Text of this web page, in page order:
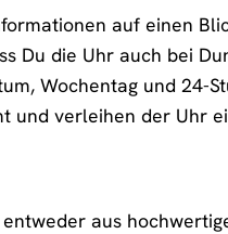
auf einen
Du die Uhr auch bei
Wochentag und 24-
verleihen der Uhr
aus